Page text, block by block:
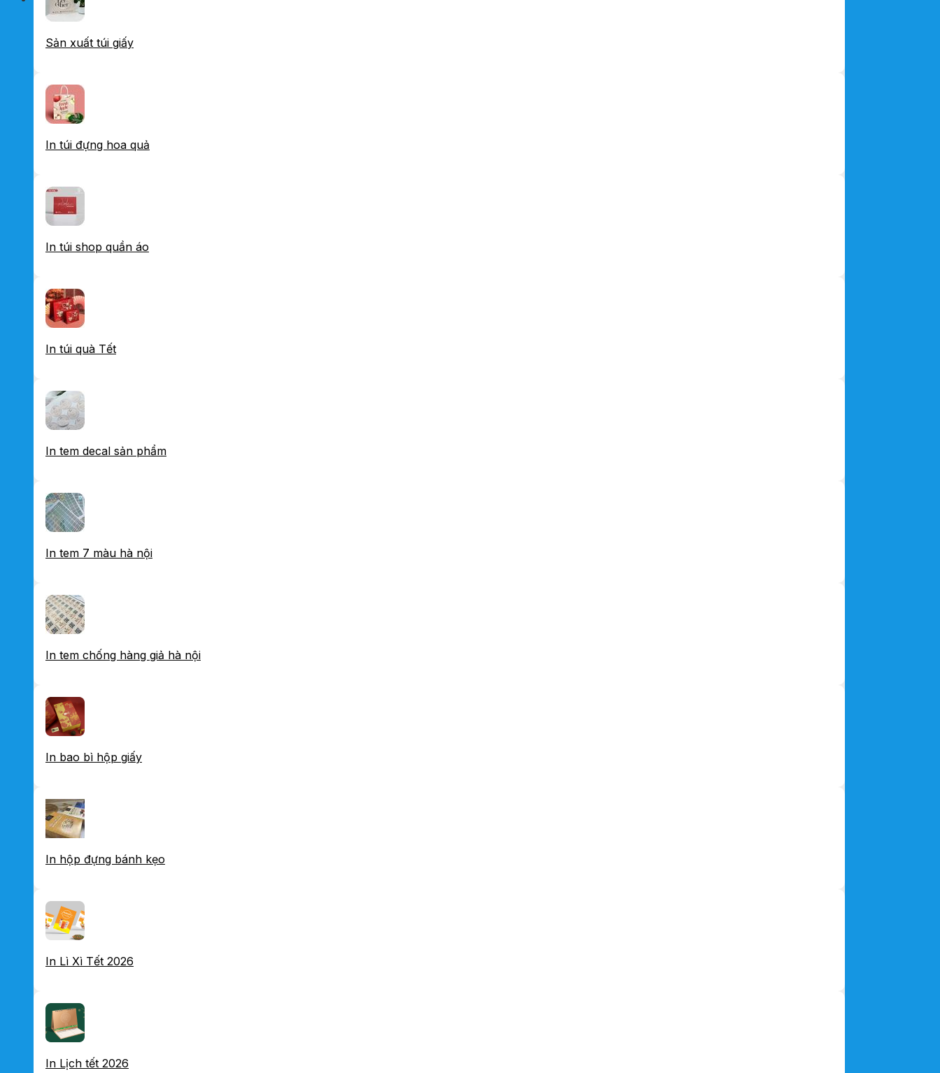
Sản xuất túi giấy
In túi đựng hoa quả
In túi shop quần áo
In túi quà Tết
In tem decal sản phẩm
In tem 7 màu hà nội
In tem chống hàng giả hà nội
In bao bì hộp giấy
In hộp đựng bánh kẹo
In Lì Xì Tết 2026
In Lịch tết 2026